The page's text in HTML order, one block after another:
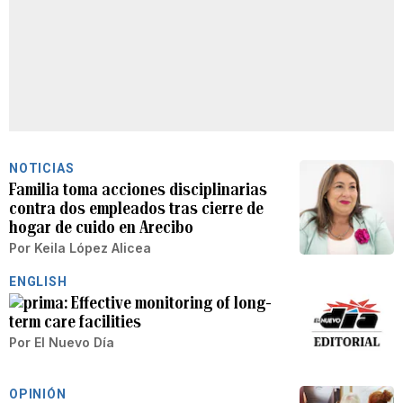
NOTICIAS
Familia toma acciones disciplinarias
contra dos empleados tras cierre de
hogar de cuido en Arecibo
Por Keila López Alicea
ENGLISH
Effective monitoring of long-
term care facilities
Por El Nuevo Día
OPINIÓN